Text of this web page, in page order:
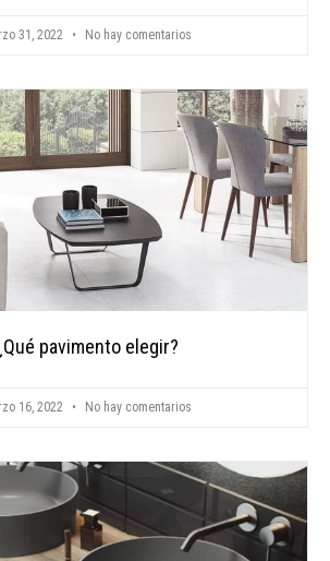
31, 2022 No hay comentarios
pavimento elegir?
16, 2022 No hay comentarios